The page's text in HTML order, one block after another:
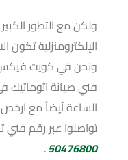
ولكن مع التطور
الإلكترومنزلية تكون
ونحن في كويت فيكس
فني صيانة اتوماتيك
الساعة أيضاً مع
تواصلوا عبر رقم
50476800
.